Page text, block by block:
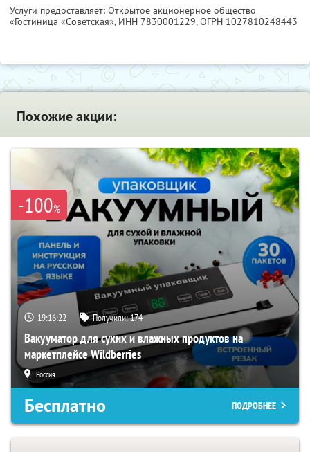
Услуги предоставляет: Открытое акционерное общество
«Гостиница «Советская», ИНН 7830001229, ОГРН 1027810248443
Похожие акции:
-100%
19:16:21 Получили:174
Вакууматор для сухих и влажных продуктов на
маркетплейсе Wildberries
Россия
Бесплатно ПОДРОБНЕЕ